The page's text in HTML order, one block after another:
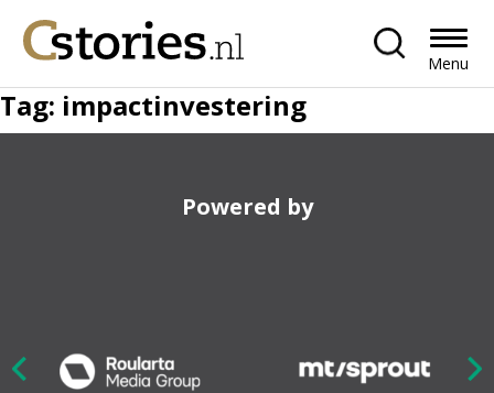
Menu
Tag: impactinvestering
Powered by